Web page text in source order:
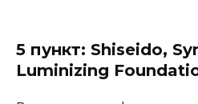
5 пункт: Shiseido,
Luminizing